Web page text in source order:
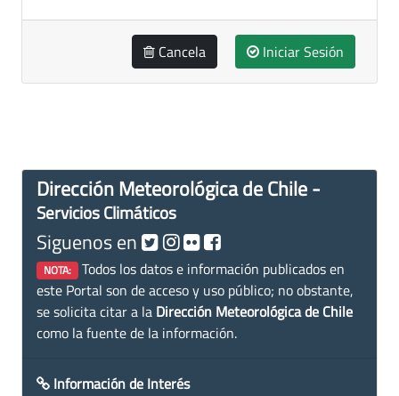
Cancela Iniciar Sesión
Dirección Meteorológica de Chile -
Servicios Climáticos
Siguenos en
NOTA: Todos los datos e información publicados en
este Portal son de acceso y uso público; no obstante,
se solicita citar a la Dirección Meteorológica de Chile
como la fuente de la información.
Información de Interés